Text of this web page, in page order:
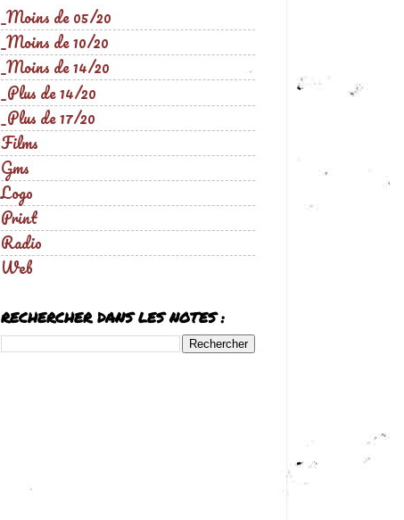
_Moins de 05/20
_Moins de 10/20
_Moins de 14/20
_Plus de 14/20
_Plus de 17/20
Films
Gms
Logo
Print
Radio
Web
RECHERCHER DANS LES NOTES :